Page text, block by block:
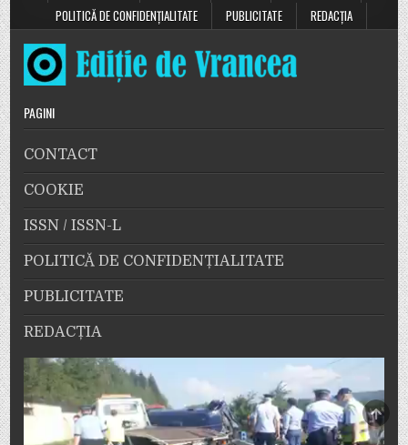
POLITICĂ DE CONFIDENȚIALITATE
PUBLICITATE REDACȚIA
PAGINI
CONTACT
COOKIE
ISSN / ISSN-L
POLITICĂ DE CONFIDENȚIALITATE
PUBLICITATE
REDACȚIA
TO
TOP